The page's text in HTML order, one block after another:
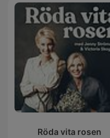
Röda vita rosen